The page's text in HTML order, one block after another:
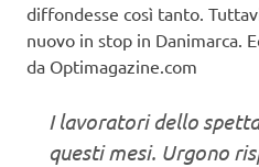
diffondesse così tanto.
nuovo in stop in Danimarca.
da Optimagazine.com
I lavoratori dello
questi mesi. Urgono